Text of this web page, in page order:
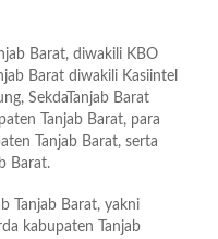
Barat, diwakili KBO
Barat diwakili Kasiintel
SekdaTanjab Barat
Tanjab Barat, para
Tanjab Barat, serta
Barat.
Tanjab Barat, yakni
kabupaten Tanjab